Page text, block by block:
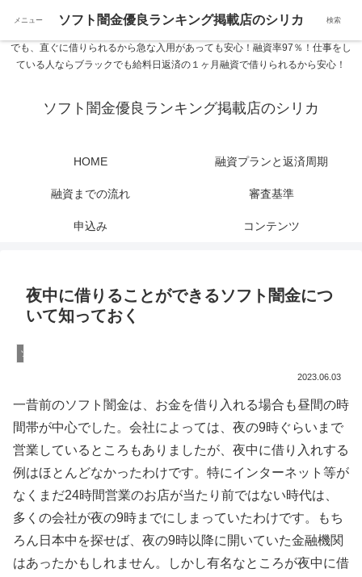
ソフト闇金優良ランキング 中小消費者金融在籍確認なし シリカなら24時間
でも、直ぐに借りられるから急な入用があっても安心！融資率97％！仕事をし
ている人ならブラックでも給料日返済の１ヶ月融資で借りられるから安心！
ソフト闇金優良ランキング掲載店のシリカ
HOME 融資プランと返済周期
融資までの流れ 審査基準
申込み コンテンツ
夜中に借りることができるソフト闇金につ
いて知っておく
ソフト闇金
2023.06.03
一昔前のソフト闇金は、お金を借り入れる場合も昼間の時
間帯が中心でした。会社によっては、夜の9時ぐらいまで
営業しているところもありましたが、夜中に借り入れする
例はほとんどなかったわけです。特にインターネット等が
なくまだ24時間営業のお店が当たり前ではない時代は、
多くの会社が夜の9時までにしまっていたわけです。もち
ろん日本中を探せば、夜の9時以降に開いていた金融機関
はあったかもしれません。しかし有名なところが夜中に借
メニュー ソフト闇金優良ランキング掲載店のシリカ 検索